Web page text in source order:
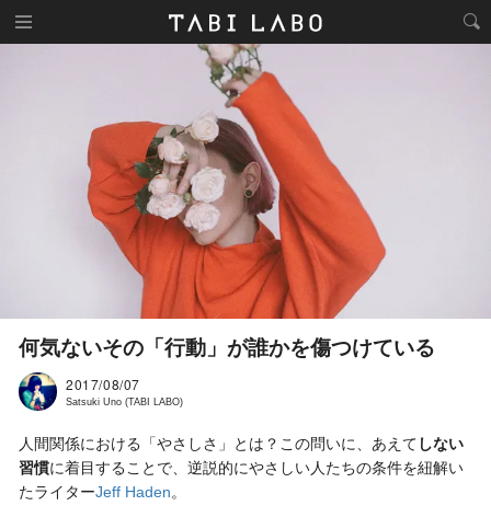
何気ないその「行動」が誰かを傷つけている
2017/08/07
Satsuki Uno (TABI LABO)
人間関係における「やさしさ」とは？この問いに、あえて しない
習慣に着目することで、逆説的にやさしい人たちの条件を紐解い
たライターJeff Haden。